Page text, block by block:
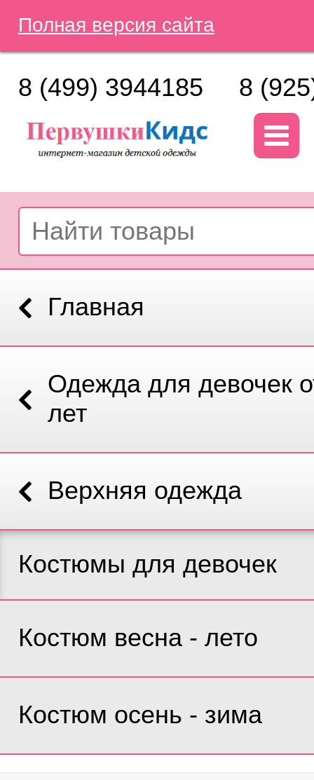
Полная версия сайта
8 (499) 3944185 8
Главная
Одежда для девочек
лет
Верхняя одежда
Костюмы для девочек
Костюм весна - лето
Костюм осень - зима